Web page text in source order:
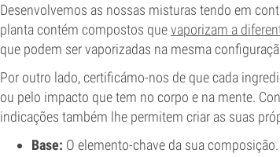
Desenvolvemos as nossas misturas tendo em
planta contém compostos quevaporizam a
que podem ser vaporizadas na mesma
Por outro lado, certificámo-nos de que cada
ou pelo impacto que tem no corpo e na mente.
indicações também lhe permitem criar as suas
Base: O elemento-chave da sua